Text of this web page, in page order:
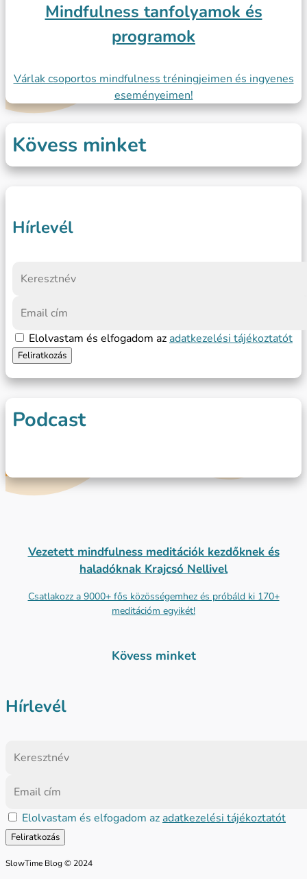
Mindfulness tanfolyamok és
programok
Várlak csoportos mindfulness tréningjeimen és ingyenes
eseményeimen!
Kövess minket
Hírlevél
Elolvastam és elfogadom az adatkezelési tájékoztatót
Podcast
Vezetett mindfulness meditációk kezdőknek és
haladóknak Krajcsó Nellivel
Csatlakozz a 9000+ fős közösségemhez és próbáld ki 170+
meditációm egyikét!
Kövess minket
Hírlevél
Elolvastam és elfogadom az adatkezelési tájékoztatót
SlowTime Blog © 2024